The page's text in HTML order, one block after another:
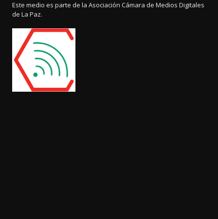
Este medio es parte de la Asociación Cámara de Medios Digitales
de La Paz.